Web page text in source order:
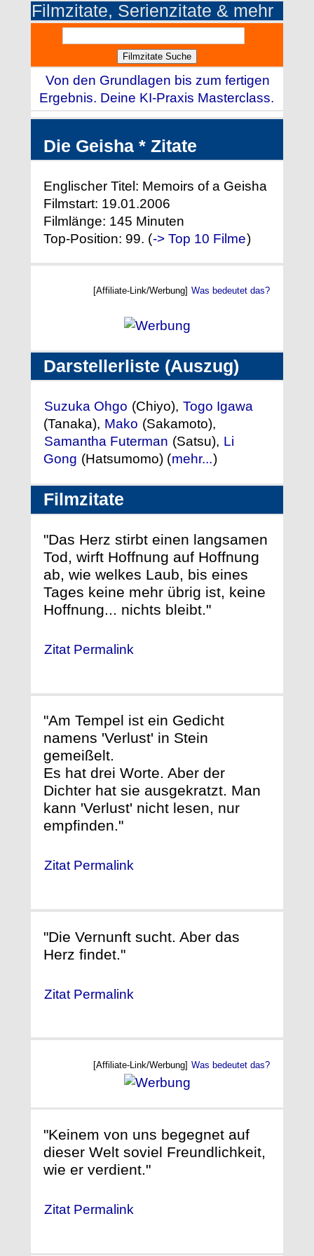
Filmzitate, Serienzitate & mehr
Von den Grundlagen bis zum fertigen
Ergebnis. Deine KI-Praxis Masterclass.
Die Geisha * Zitate
Englischer Titel: Memoirs of a Geisha
Filmstart: 19.01.2006
Filmlänge: 145 Minuten
Top-Position: 99. (-> Top 10 Filme)
[Affiliate-Link/Werbung] Was bedeutet das?
Darstellerliste (Auszug)
Suzuka Ohgo (Chiyo), Togo Igawa
(Tanaka), Mako (Sakamoto),
Samantha Futerman (Satsu), Li
Gong (Hatsumomo) (mehr...)
Filmzitate
"Das Herz stirbt einen langsamen
Tod, wirft Hoffnung auf Hoffnung
ab, wie welkes Laub, bis eines
Tages keine mehr übrig ist, keine
Hoffnung... nichts bleibt."
Zitat Permalink
"Am Tempel ist ein Gedicht
namens 'Verlust' in Stein
gemeißelt.
Es hat drei Worte. Aber der
Dichter hat sie ausgekratzt. Man
kann 'Verlust' nicht lesen, nur
empfinden."
Zitat Permalink
"Die Vernunft sucht. Aber das
Herz findet."
Zitat Permalink
[Affiliate-Link/Werbung] Was bedeutet das?
"Keinem von uns begegnet auf
dieser Welt soviel Freundlichkeit,
wie er verdient."
Zitat Permalink